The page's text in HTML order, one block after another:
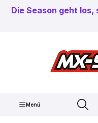
Zum Hauptinhalt
Die Season geht
Menü